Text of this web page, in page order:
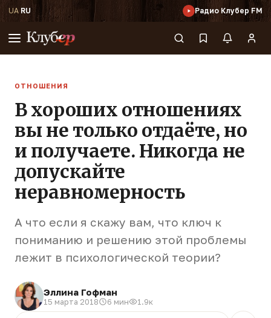
UA·RU Радио Клубер FM
ОТНОШЕНИЯ
В хороших отношениях
вы не только отдаёте, но
и получаете. Никогда не
допускайте
неравномерность
А что если я скажу вам, что ключ к
пониманию и решению этой проблемы
лежит в психологической теории?
Эллина Гофман
15 марта 2018 6 мин 1.9к